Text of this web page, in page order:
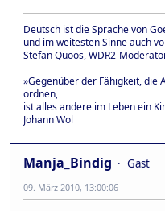
Deutsch ist die Sprache von
und im weitesten Sinne auch
Stefan Quoos, WDR2-
»Gegenüber der Fähigkeit, die
ordnen,
ist alles andere im Leben ein
Johann Wol
Manja_Bindig
Gast
09. März 2010, 13:00:06